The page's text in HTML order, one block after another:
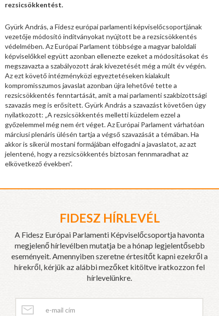
rezsicsökkentést.
Gyürk András, a Fidesz európai parlamenti képviselőcsoportjának
vezetője módosító indítványokat nyújtott be a rezsicsökkentés
védelmében. Az Európai Parlament többsége a magyar baloldali
képviselőkkel együtt azonban ellenezte ezeket a módosításokat és
megszavazta a szabályozott árak kivezetését még a múlt év végén.
Az ezt követő intézményközi egyeztetéseken kialakult
kompromisszumos javaslat azonban újra lehetővé tette a
rezsicsökkentés fenntartását, amit a mai parlamenti szakbizottsági
szavazás meg is erősített. Gyürk András a szavazást követően úgy
nyilatkozott: „A rezsicsökkentés melletti küzdelem ezzel a
győzelemmel még nem ért véget. Az Európai Parlament várhatóan
márciusi plenáris ülésén tartja a végső szavazását a témában. Ha
akkor is sikerül mostani formájában elfogadni a javaslatot, az azt
jelentené, hogy a rezsicsökkentés biztosan fennmaradhat az
elkövetkező években”.
FIDESZ HÍRLEVÉL
A Fidesz Európai Parlamenti Képviselőcsoportja havonta
megjelenő hírlevélben mutatja be a hónap legjelentősebb
eseményeit. Amennyiben szeretne értesítőt kapni ezekről a
hírekről, kérjük az alábbi mezőket kitöltve iratkozzon fel
hírlevelünkre.